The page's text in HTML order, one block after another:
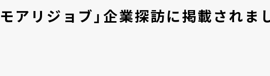
モアリジョブ」企業探訪に掲載され